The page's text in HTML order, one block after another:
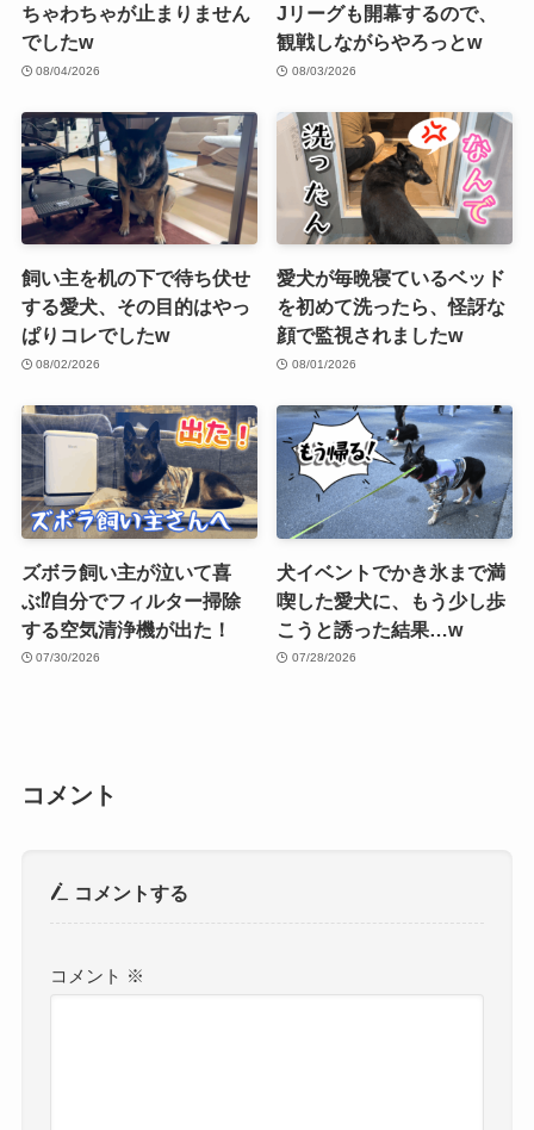
ちゃわちゃが止まりません
でしたw
08/04/2026
Jリーグも開幕するので、
観戦しながらやろっとw
08/03/2026
飼い主を机の下で待ち伏せ
する愛犬、その目的はやっ
ぱりコレでしたw
08/02/2026
愛犬が毎晩寝ているベッド
を初めて洗ったら、怪訝な
顔で監視されましたw
08/01/2026
ズボラ飼い主が泣いて喜
ぶ⁉︎自分でフィルター掃除
する空気清浄機が出た！
07/30/2026
犬イベントでかき氷まで満
喫した愛犬に、もう少し歩
こうと誘った結果…w
07/28/2026
コメント
コメントする
コメント ※